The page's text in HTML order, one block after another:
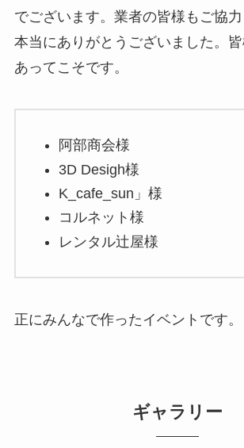
でございます。業者の皆様もご協
本当にありがとうございました。皆
あってこそです。
阿部商会様
3D Desigh様
K_cafe_sun」様
コルネット様
レンタル辻屋様
正にみんなで作ったイベントです。
ギャラリー